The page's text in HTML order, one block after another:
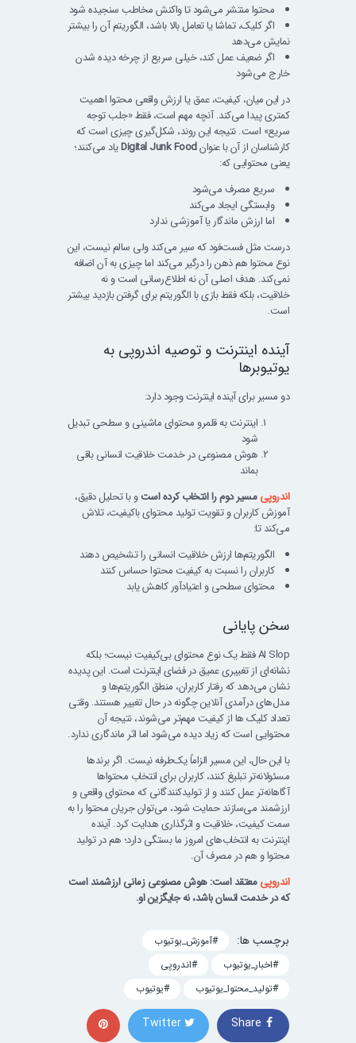
محتوا منتشر می‌شود تا واکنش مخاطب سنجیده شود
اگر کلیک، تماشا یا تعامل بالا باشد، الگوریتم آن را بیشتر
نمایش می‌دهد
اگر ضعیف عمل کند، خیلی سریع از چرخه دیده شدن
خارج می‌شود
در این میان، کیفیت، عمق یا ارزش واقعی محتوا اهمیت
کمتری پیدا می‌کند. آنچه مهم است، فقط «جلب توجه
سریع» است. نتیجه این روند، شکل‌گیری چیزی است که
کارشناسان از آن با عنوانDigital Junk Foodیاد می‌کنند؛
یعنی محتوایی که:
سریع مصرف می‌شود
وابستگی ایجاد می‌کند
اما ارزش ماندگار یا آموزشی ندارد
درست مثل فست‌فود که سیر می‌کند ولی سالم نیست، این
نوع محتوا هم ذهن را درگیر می‌کند اما چیزی به آن اضافه
نمی‌کند. هدف اصلی آن نه اطلاع‌رسانی است و نه
خلاقیت، بلکه فقط بازی با الگوریتم برای گرفتن بازدید بیشتر
است.
آینده اینترنت و توصیه اندروپی به
یوتیوبرها
دو مسیر برای آینده اینترنت وجود دارد:
اینترنت به قلمرو محتوای ماشینی و سطحی تبدیل
شود
هوش مصنوعی در خدمت خلاقیت انسانی باقی
بماند
اندروپیمسیر دوم را انتخاب کرده استو با تحلیل دقیق،
آموزش کاربران و تقویت تولید محتوای باکیفیت، تلاش
می‌کند تا:
الگوریتم‌ها ارزش خلاقیت انسانی را تشخیص دهند
کاربران را نسبت به کیفیت محتوا حساس کنند
محتوای سطحی و اعتیادآور کاهش یابد
سخن پایانی
AI Slop فقط یک نوع محتوای بی‌کیفیت نیست؛ بلکه
نشانه‌ای از تغییری عمیق در فضای اینترنت است. این پدیده
نشان می‌دهد که رفتار کاربران، منطق الگوریتم‌ها و
مدل‌های درآمدی آنلاین چگونه در حال تغییر هستند. وقتی
تعداد کلیک ها از کیفیت مهم‌تر می‌شوند، نتیجه آن
محتوایی است که زیاد دیده می‌شود اما اثر ماندگاری ندارد.
با این حال، این مسیر الزاماً یک‌طرفه نیست. اگر برندها
مسئولانه‌تر تبلیغ کنند، کاربران برای انتخاب محتواها
آگاهانه‌تر عمل کنند و از تولیدکنندگانی که محتوای واقعی و
ارزشمند می‌سازند حمایت شود، می‌توان جریان محتوا را به
سمت کیفیت، خلاقیت و اثرگذاری هدایت کرد. آینده
اینترنت به انتخاب‌های امروز ما بستگی دارد؛ هم در تولید
محتوا و هم در مصرف آن.
اندروپیمعتقد است: هوش مصنوعی زمانی ارزشمند است
که در خدمت انسان باشد، نه جایگزین او.
برچسب ‌ها:
#آموزش_یوتیوب
#اخبار_یوتیوب
#اندروپی
#تولید_محتوا_یوتیوب
#یوتیوب
Share
Twitter